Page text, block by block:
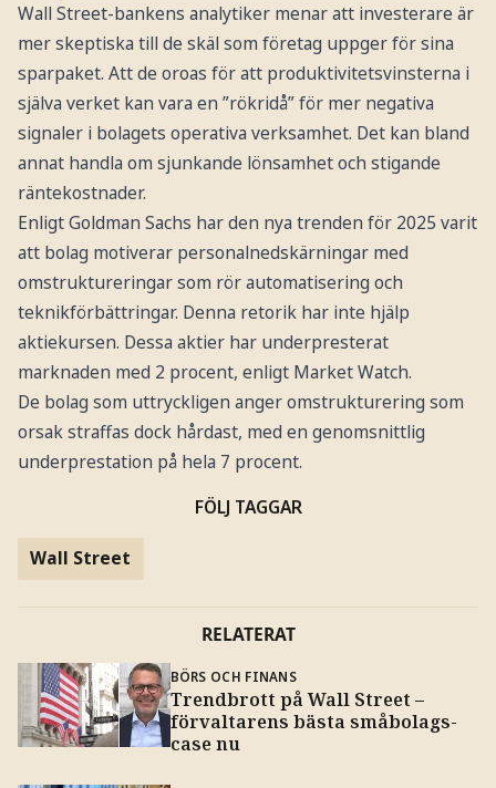
Wall Street-bankens analytiker menar att investerare är
mer skeptiska till de skäl som företag uppger för sina
sparpaket. Att de oroas för att produktivitetsvinsterna i
själva verket kan vara en ”rökridå” för mer negativa
signaler i bolagets operativa verksamhet. Det kan bland
annat handla om sjunkande lönsamhet och stigande
räntekostnader.
Enligt Goldman Sachs har den nya trenden för 2025 varit
att bolag motiverar personalnedskärningar med
omstruktureringar som rör automatisering och
teknikförbättringar. Denna retorik har inte hjälp
aktiekursen. Dessa aktier har underpresterat
marknaden med 2 procent, enligt Market Watch.
De bolag som uttryckligen anger omstrukturering som
orsak straffas dock hårdast, med en genomsnittlig
underprestation på hela 7 procent.
FÖLJ TAGGAR
Wall Street
RELATERAT
BÖRS OCH FINANS
Trendbrott på Wall Street –
förvaltarens bästa småbolags-
case nu